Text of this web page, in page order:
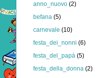
anno_nuovo (2)
befana (5)
carnevale (10)
festa_dei_nonni (6)
festa_del_papà (5)
festa_della_donna (2)